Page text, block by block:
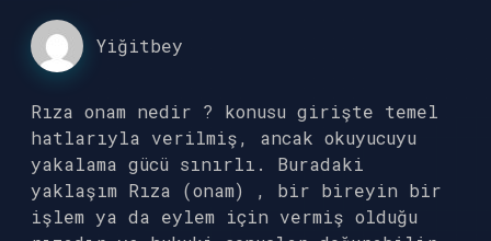
Yiğitbey
Rıza onam nedir ? konusu girişte temel
hatlarıyla verilmiş, ancak okuyucuyu
yakalama gücü sınırlı. Buradaki
yaklaşım Rıza (onam) , bir bireyin bir
işlem ya da eylem için vermiş olduğu